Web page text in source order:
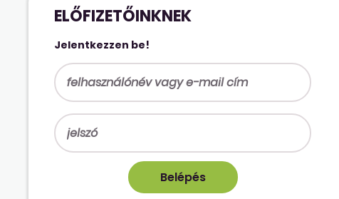
ELŐFIZETŐINKNEK
Jelentkezzen be!